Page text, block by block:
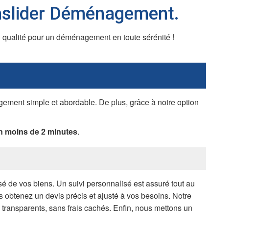
Déménagement.
pour un déménagement en toute sérénité !
simple et abordable. De plus, grâce à notre option
moins de 2 minutes.
de vos biens. Un suivi personnalisé est assuré tout au
un devis précis et ajusté à vos besoins. Notre
sans frais cachés. Enfin, nous mettons un